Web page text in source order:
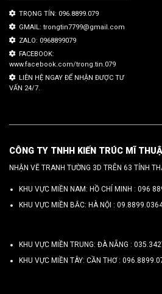
TRỌNG TÍN: 096.8899.079
GMAIL: trongtin7799@gmail.com
ZALO: 0968899079
FACEBOOK:
www.facebook.com/trong.tin.079
LIÊN HỆ NGAY ĐỂ NHẬN ĐƯỢC TƯ
VẤN 24/7.
CÔNG TY TNHH KIẾN TRÚC MĨ
NHẬN VẼ TRANH TƯỜNG 3D TRÊN 63 TỈNH
KHU VỰC MIỀN NAM: HỒ CHÍ MINH : 096
KHU VỰC MIỀN BẮC: HÀ NỘI :
KHU VỰC MIỀN TRUNG: ĐÀ NẴNG :
KHU VỰC MIỀN TÂY: CẦN THƠ :